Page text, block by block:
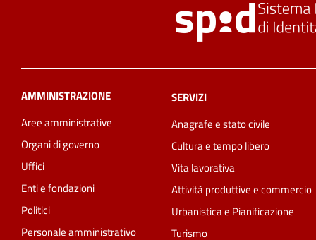
AMMINISTRAZIONE
Aree amministrative
Organi di governo
Uffici
Enti e fondazioni
Politici
Personale amministrativo
SERVIZI
Anagrafe e stato civile
Cultura e tempo libero
Vita lavorativa
Attività produttive e commercio
Urbanistica e Pianificazione
Turismo